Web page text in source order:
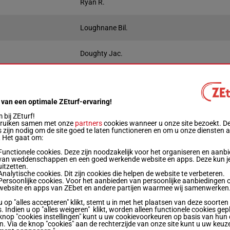
Ryan R.
Loughnane Bil.
Doughty Jac.
Winnend
9p 4p 4p 3p 4p 3p 1p 2p 3p 1p 1p (23) 12p 5
7p 7p 9p (23) 6p 3p (22) 4p 1p 5p Ap
6p 2p 3p 3p 3p 6p 3p 13p 12p 14p 10p (23)
een optimale ZEturf-ervaring!
bij ZEturf!
samen met onze partnerscookies wanneer u onze site bezoekt.
zijn nodig om de site goed te laten functioneren en om u onze diensten
Het gaat om:
cookies. Deze zijn noodzakelijk voor het organiseren en
weddenschappen en een goed werkende website en apps. Deze kun
cookies. Dit zijn cookies die helpen de website te verbeteren.
cookies. Voor het aanbieden van persoonlijke aanbiedingen
en apps van ZEbet en andere partijen waarmee wij
op "alles accepteren" klikt, stemt u in met het plaatsen van deze soorten
Indien u op "alles weigeren" klikt, worden alleen functionele cookies
"cookies instellingen" kunt u uw cookievoorkeuren op basis van hun
Via de knop "cookies" aan de rechterzijde van onze site kunt u uw